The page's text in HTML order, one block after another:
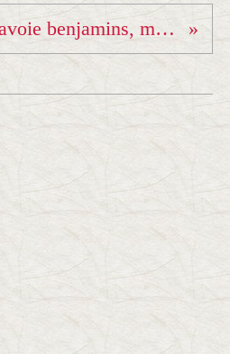
Chpts de Savoie benjamins, minimes cadets et stage kata à Grésy